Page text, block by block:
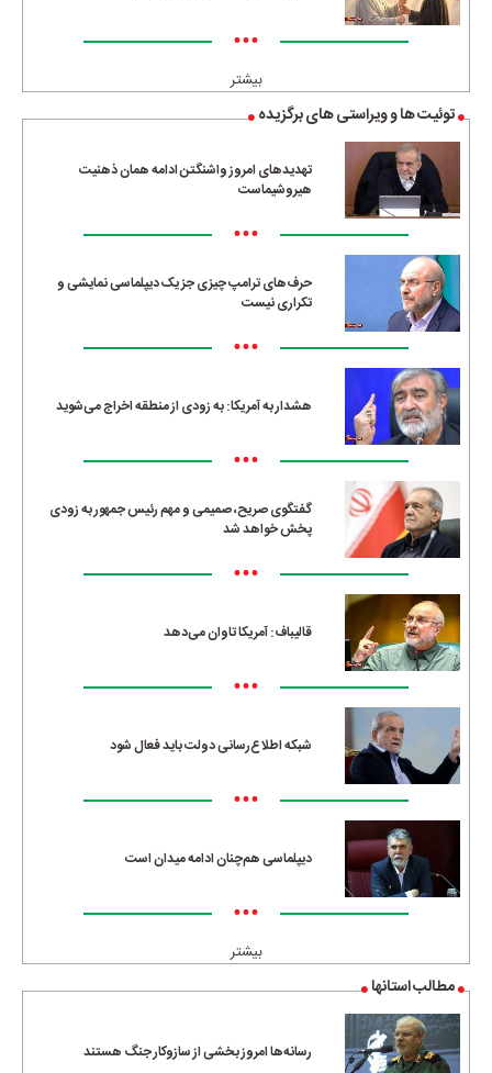
•••
بیشتر
توئیت ها و ویراستی های برگزیده
تهدیدهای امروز واشنگتن ادامه همان ذهنیت
هیروشیماست
•••
حرف‌های ترامپ چیزی جز یک دیپلماسی نمایشی و
تکراری نیست
•••
هشدار به آمریکا: به زودی از منطقه اخراج می‌شوید
•••
گفتگوی صریح، صمیمی و مهم رئیس جمهور به زودی
پخش خواهد شد
•••
قالیباف: آمریکا تاوان می‌دهد
•••
شبکه اطلاع‌رسانی دولت باید فعال شود
•••
دیپلماسی هم‌چنان ادامه میدان است
•••
بیشتر
مطالب استانها
رسانه‌ها امروز بخشی از سازوکار جنگ هستند